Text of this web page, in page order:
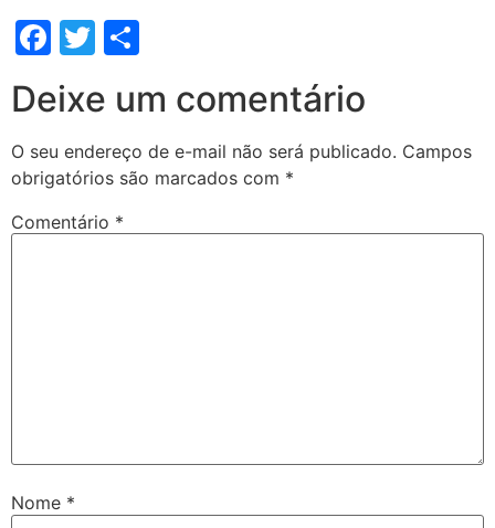
Facebook
Twitter
Deixe um comentário
O seu endereço de e-mail não será publicado. Campos
obrigatórios são marcados com *
Comentário *
Nome *